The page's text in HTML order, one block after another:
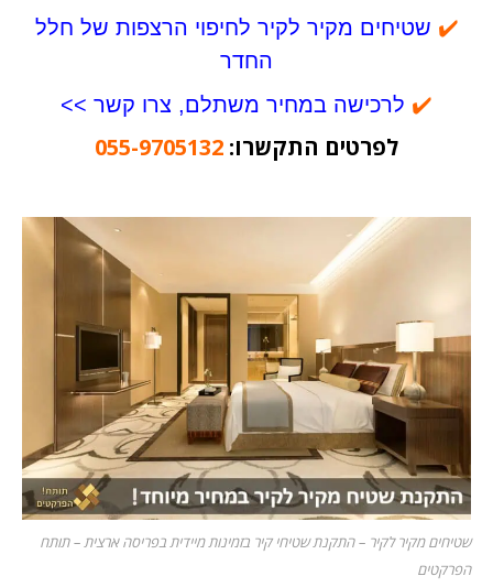
✔️ שטיחים מקיר לקיר לחיפוי הרצפות של חלל
החדר
✔️ לרכישה במחיר משתלם, צרו קשר >>
לפרטים התקשרו: 055-9705132
שטיחים מקיר לקיר – התקנת שטיחי קיר בזמינות מיידית בפריסה ארצית – תותח
הפרקטים